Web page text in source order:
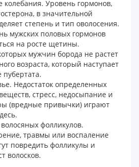
колебания. Уровень гормонов,
в значительной
степень и тип оволосения.
мужских половых гормонов
на росте щетины.
мужчин борода не растет
возраста, который наступает
пубертата.
Недостаток определенных
стресс, недосыпание и
(вредные привычки) играют
фолликулов.
травмы или воспаление
повредить фолликулы и
волосков.